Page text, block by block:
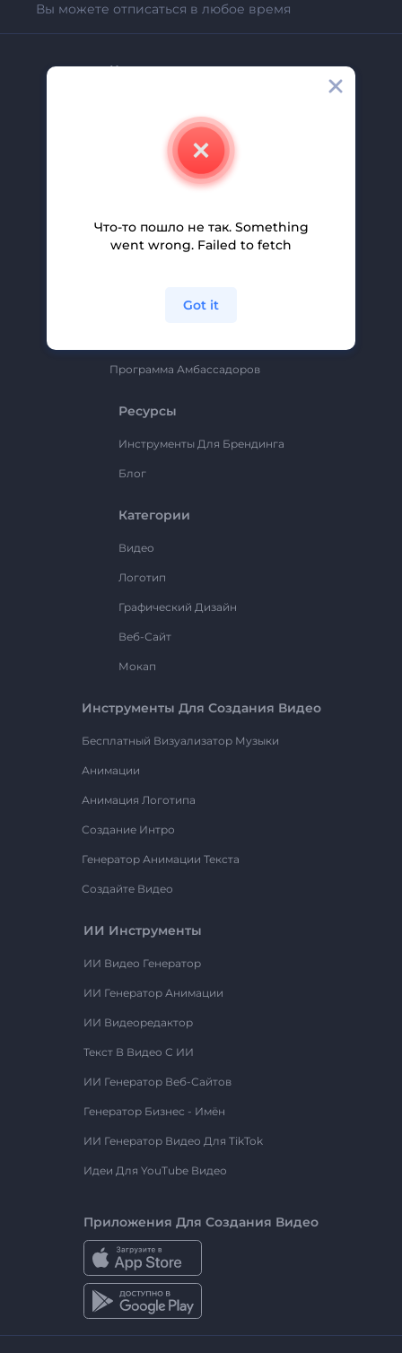
Вы можете отписаться в любое время
Компания
Свяжитесь С Нами
Помощь И Поддержка
Партнерская Программа
Политика Конфиденциальности
Программа Амбассадоров
Ресурсы
Инструменты Для Брендинга
Блог
Категории
Видео
Логотип
Графический Дизайн
Веб-Сайт
Мокап
Инструменты Для Создания Видео
Бесплатный Визуализатор Музыки
Анимации
Анимация Логотипа
Создание Интро
Генератор Анимации Текста
Создайте Видео
ИИ Инструменты
ИИ Видео Генератор
ИИ Генератор Анимации
ИИ Видеоредактор
Текст В Видео С ИИ
ИИ Генератор Веб-Сайтов
Генератор Бизнес - Имён
ИИ Генератор Видео Для TikTok
Идеи Для YouTube Видео
Приложения Для Создания Видео
Что-то пошло не так. Something
went wrong. Failed to fetch
Got it